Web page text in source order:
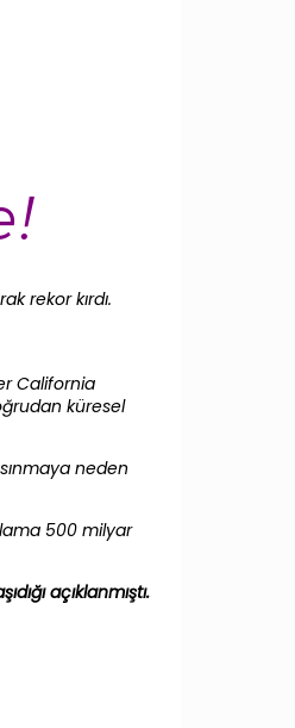
rekor kırdı.
California
küresel
neden
500 milyar
açıklanmıştı.